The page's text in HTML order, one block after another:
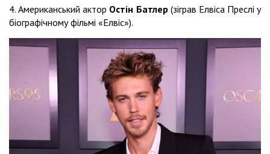
4. Американський актор Остін Батлер(зіграв Елвіса Преслі у
біографічному фільмі «Елвіс»).